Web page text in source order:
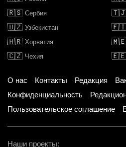
🇷🇸 Сербия 🇹🇯
🇺🇿 Узбекистан 🇫🇮
🇭🇷 Хорватия 🇲🇪
🇨🇿 Чехия 🇪🇪
О нас Контакты Редакция
Конфиденциальность
Пользовательское соглашение
Наши проекты: